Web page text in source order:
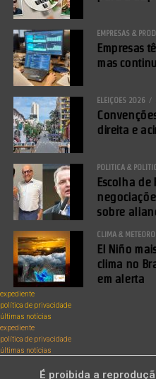
EMPRESAS &
Empresas
mas
ELEIÇÕES 2026
direita e
POLÍTICA &
Escolha
sobre
CLIMA &
El Niño
clima no
em alerta
expediente
política de privacidade
últimas notícias
expediente
política de privacidade
últimas notícias
É proibida a